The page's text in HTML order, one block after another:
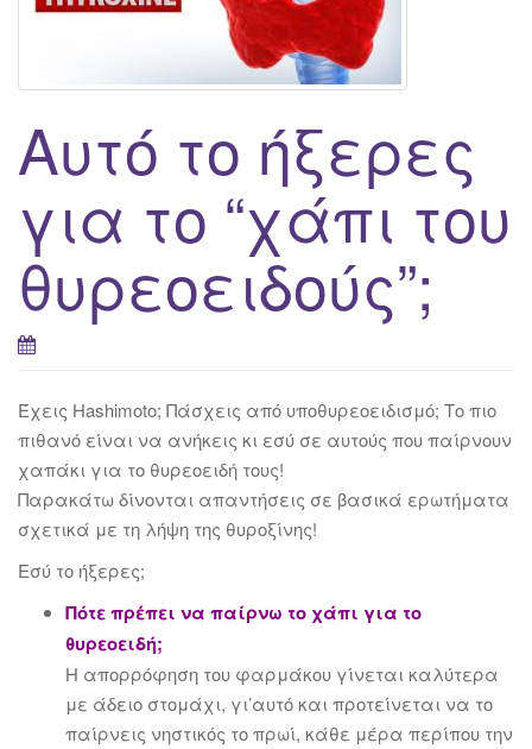
Αυτό το ήξερες
για το “χάπι του
θυρεοειδούς”;
Έχεις Hashimoto; Πάσχεις από υποθυρεοειδισμό; Το πιο
πιθανό είναι να ανήκεις κι εσύ σε αυτούς που παίρνουν
χαπάκι για το θυρεοειδή τους!
Παρακάτω δίνονται απαντήσεις σε βασικά ερωτήματα
σχετικά με τη λήψη της θυροξίνης!
Εσύ το ήξερες;
Πότε πρέπει να παίρνω το χάπι για το
θυρεοειδή;
Η απορρόφηση του φαρμάκου γίνεται καλύτερα
με άδειο στομάχι, γι’αυτό και προτείνεται να το
παίρνεις νηστικός το πρωί, κάθε μέρα περίπου την